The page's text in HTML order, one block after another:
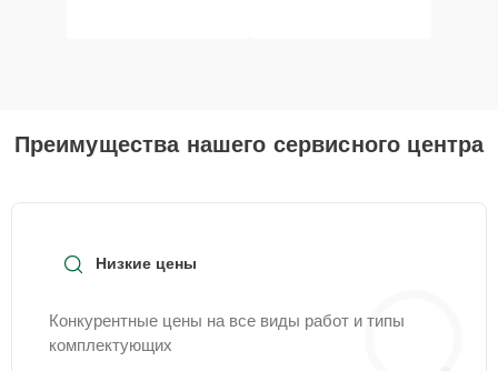
Преимущества нашего сервисного центра
Низкие цены
Конкурентные цены на все виды работ и типы
комплектующих